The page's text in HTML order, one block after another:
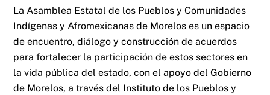
La Asamblea Estatal de los Pueblos y Comunidades
Indígenas y Afromexicanas de Morelos es un espacio
de encuentro, diálogo y construcción de acuerdos
para fortalecer la participación de estos sectores en
la vida pública del estado, con el apoyo del Gobierno
de Morelos, a través del Instituto de los Pueblos y